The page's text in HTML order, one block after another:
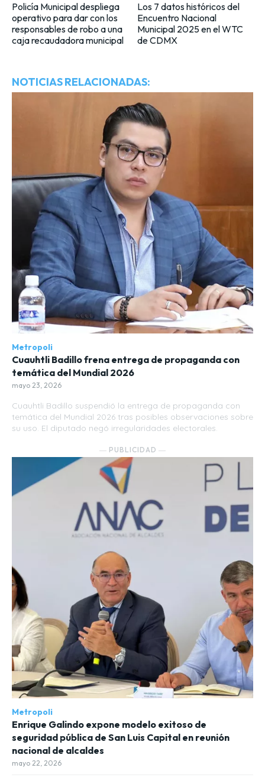
Policía Municipal despliega
operativo para dar con los
responsables de robo a una
caja recaudadora municipal
Los 7 datos históricos del
Encuentro Nacional
Municipal 2025 en el WTC
de CDMX
NOTICIAS RELACIONADAS:
Metropoli
Cuauhtli Badillo frena entrega de propaganda con
temática del Mundial 2026
mayo 23, 2026
Cuauhtli Badillo suspendió la entrega de propaganda con
temática del Mundial 2026 tras posibles observaciones sobre
su uso. El diputado negó irregularidades electorales.
― PUBLICIDAD ―
Metropoli
Enrique Galindo expone modelo exitoso de
seguridad pública de San Luis Capital en reunión
nacional de alcaldes
mayo 22, 2026